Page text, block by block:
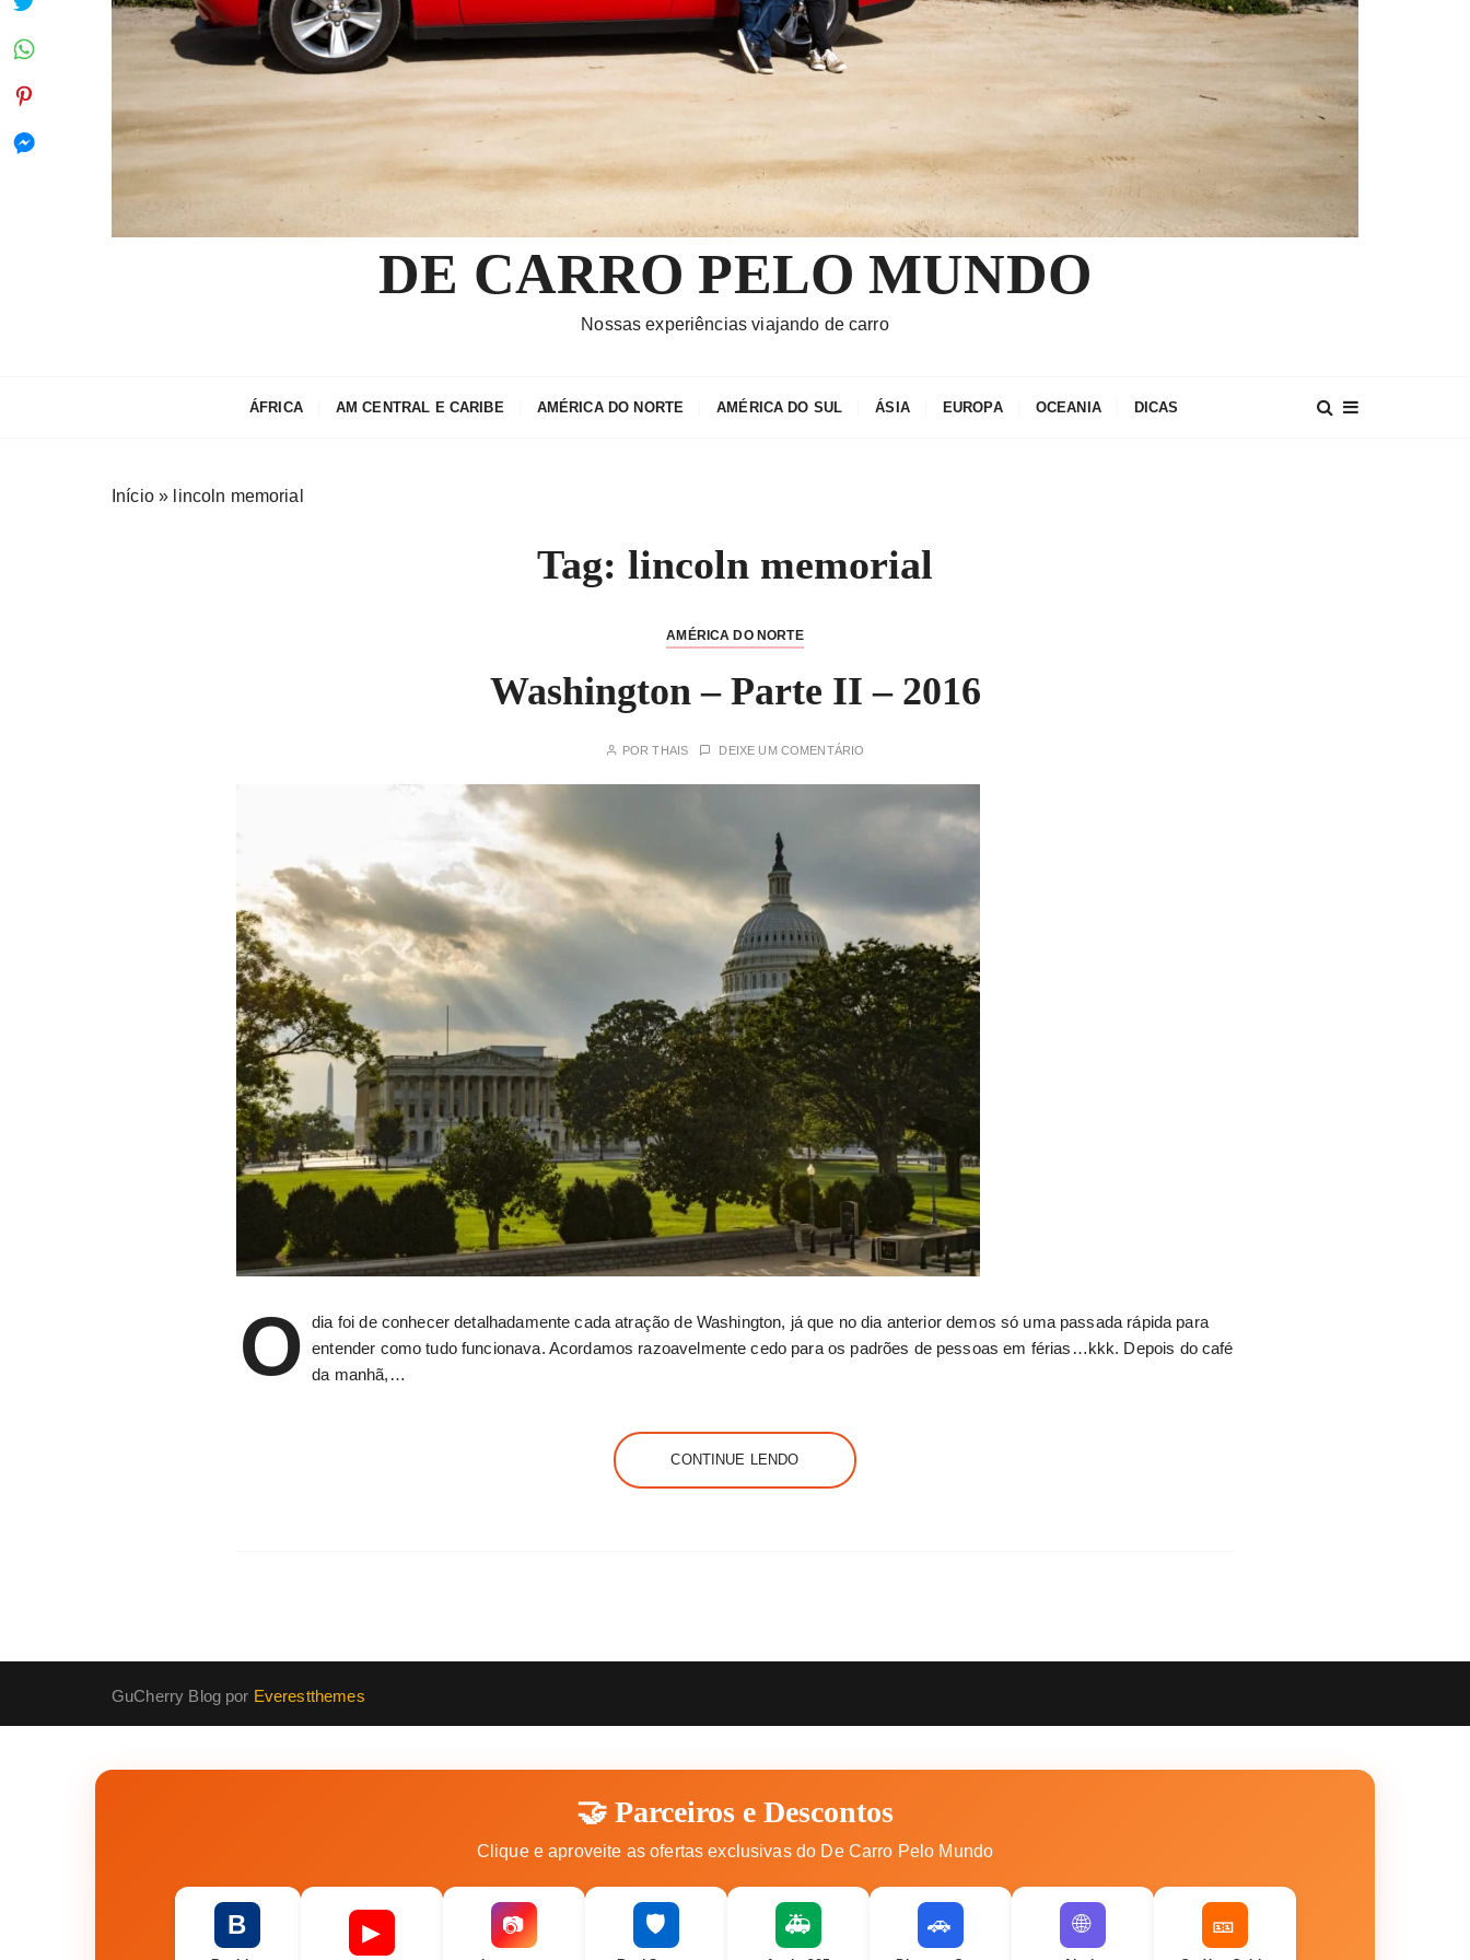
DE CARRO PELO MUNDO
Nossas experiências viajando de carro
ÁFRICA AM CENTRAL E CARIBE AMÉRICA DO NORTE AMÉRICA DO SUL ÁSIA EUROPA OCEANIA DICAS
Início» lincoln memorial
Tag: lincoln memorial
AMÉRICA DO NORTE
Washington – Parte II – 2016
PORTHAIS DEIXE UM COMENTÁRIO
O dia foi de conhecer detalhadamente cada atração de Washington, já que no dia anterior demos só uma passada rápida para
entender como tudo funcionava. Acordamos razoavelmente cedo para os padrões de pessoas em férias…kkk. Depois do café
da manhã,…
CONTINUE LENDO
GuCherry Blog por Everestthemes
🤝 Parceiros e Descontos
Clique e aproveite as ofertas exclusivas do De Carro Pelo Mundo
B ▶ 📷 🛡️ 🚑 🚗 🌐 🎫